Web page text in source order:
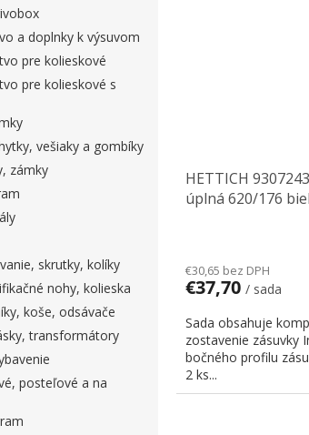
a doplnky k výsuvom
pre kolieskové
pre kolieskové s
vešiaky a gombíky
zámky
skrutky, kolíky
nohy, kolieska
koše, odsávače
transformátory
posteľové a na
HETTICH
úplná 620/176
€30,65 bez DPH
€37,70 / sada
Sada obsahuje
zostavenie zásuvky
bočného profilu
2 ks...